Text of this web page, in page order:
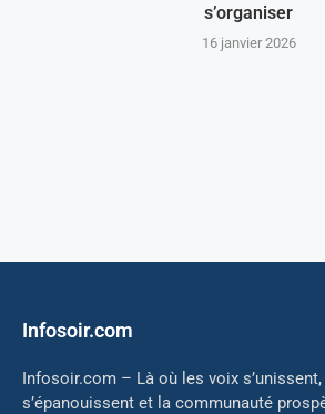
s’organiser
16 janvier 2026
Infosoir.com
Infosoir.com – Là où les voix
s’épanouissent et la communauté